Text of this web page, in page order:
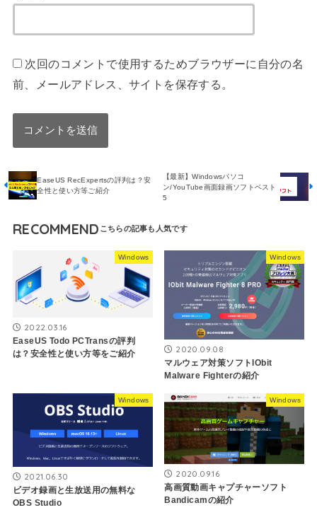
次回のコメントで使用するためブラウザーに自分の名
前、メールアドレス、サイトを保存する。
【最新】Windowsパソコ
ン/YouTube画面録画ソフトベスト
5
EaseUS RecExpertsの評判は？安
全性と使い方等ご紹介
RECOMMEND
Windows
2022.03.16
EaseUS Todo PCTransの評判
は？安全性と使い方等をご紹介
Windows
2020.09.08
マルウェア対策ソフトIObit
Malware Fighterの紹介
Windows
2021.06.30
ビデオ録画と生放送用の無料な
OBS Studio
Windows
2020.09.16
高画質動画キャプチャーソフト
Bandicamの紹介